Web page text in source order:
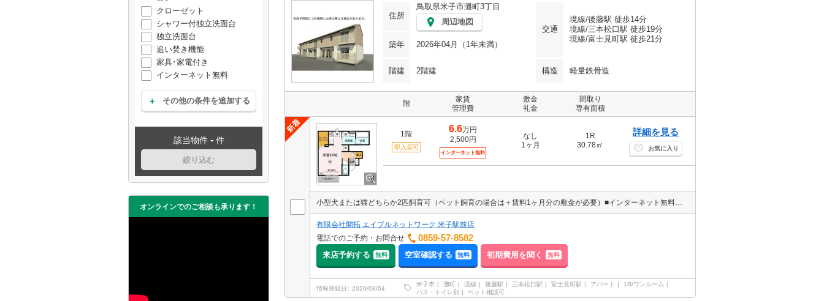
クローゼット
シャワー付独立洗面台
独立洗面台
追い焚き機能
家具･家電付き
インターネット無料
その他の条件を追加する
該当物件 - 件
絞り込む
オンラインでのご相談も承ります！
住所
鳥取県米子市灘町3丁目
周辺地図
交通
境線/後藤駅 徒歩14分
境線/三本松口駅 徒歩19分
境線/富士見町駅 徒歩21分
築年 2026年04月（1年未満）
階建 2階建 構造 軽量鉄骨造
階
家賃
管理費
敷金
礼金
間取り
専有面積
1階
即入居可
6.6万円
2,500円
インターネット無料
なし
1ヶ月
1R
30.78㎡
詳細を見る
お気に入り
小型犬または猫どちらか2匹飼育可（ペット飼育の場合は＋賃料1ヶ月分の敷金が必要）■インターネット無料！賃料以外の月額コストを削減できます♪（D.U-NET/Wi-Fi利用可。回線工事後使用可）■不在時に荷物の受け取りが可能な宅配ボックス付！
有限会社開拓 エイブルネットワーク 米子駅前店
電話でのご予約・お問合せ
0859-57-8582
来店予約する 無料 空室確認する 無料 初期費用を聞く 無料
情報登録日 2026/08/04
米子市 灘町 境線 後藤駅 三本松口駅 富士見町駅 アパート
1R/ワンルーム
バス・トイレ別
ペット相談可